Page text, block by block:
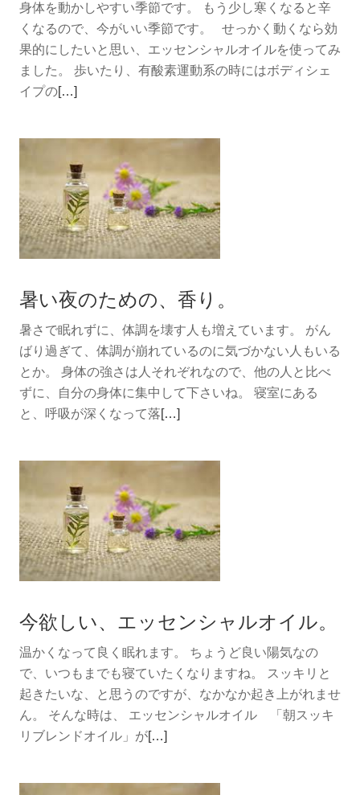
マ
身体を動かしやすい季節です。 もう少し寒くなると辛
くなるので、今がいい季節です。 せっかく動くなら効
果的にしたいと思い、エッセンシャルオイルを使ってみ
ました。 歩いたり、有酸素運動系の時にはボディシェ
イプの続
む
精
油
の
香
で
し
[…]
暑い夜のための、香り。
暑さで眠れずに、体調を壊す人も増えています。 がん
ばり過ぎて、体調が崩れているのに気づかない人もいる
とか。 身体の強さは人それぞれなので、他の人と比べ
ずに、自分の身体に集中して下さいね。 寝室にある
と、呼吸が深くなって落続
む
暑
い
夜
の
め
香
り。
[…]
今欲しい、エッセンシャルオイル。
温かくなって良く眠れます。 ちょうど良い陽気なの
で、いつもまでも寝ていたくなりますね。 スッキリと
起きたいな、と思うのですが、なかなか起き上がれませ
ん。 そんな時は、 エッセンシャルオイル 「朝スッキ
リブレンドオイル」が続
[…]